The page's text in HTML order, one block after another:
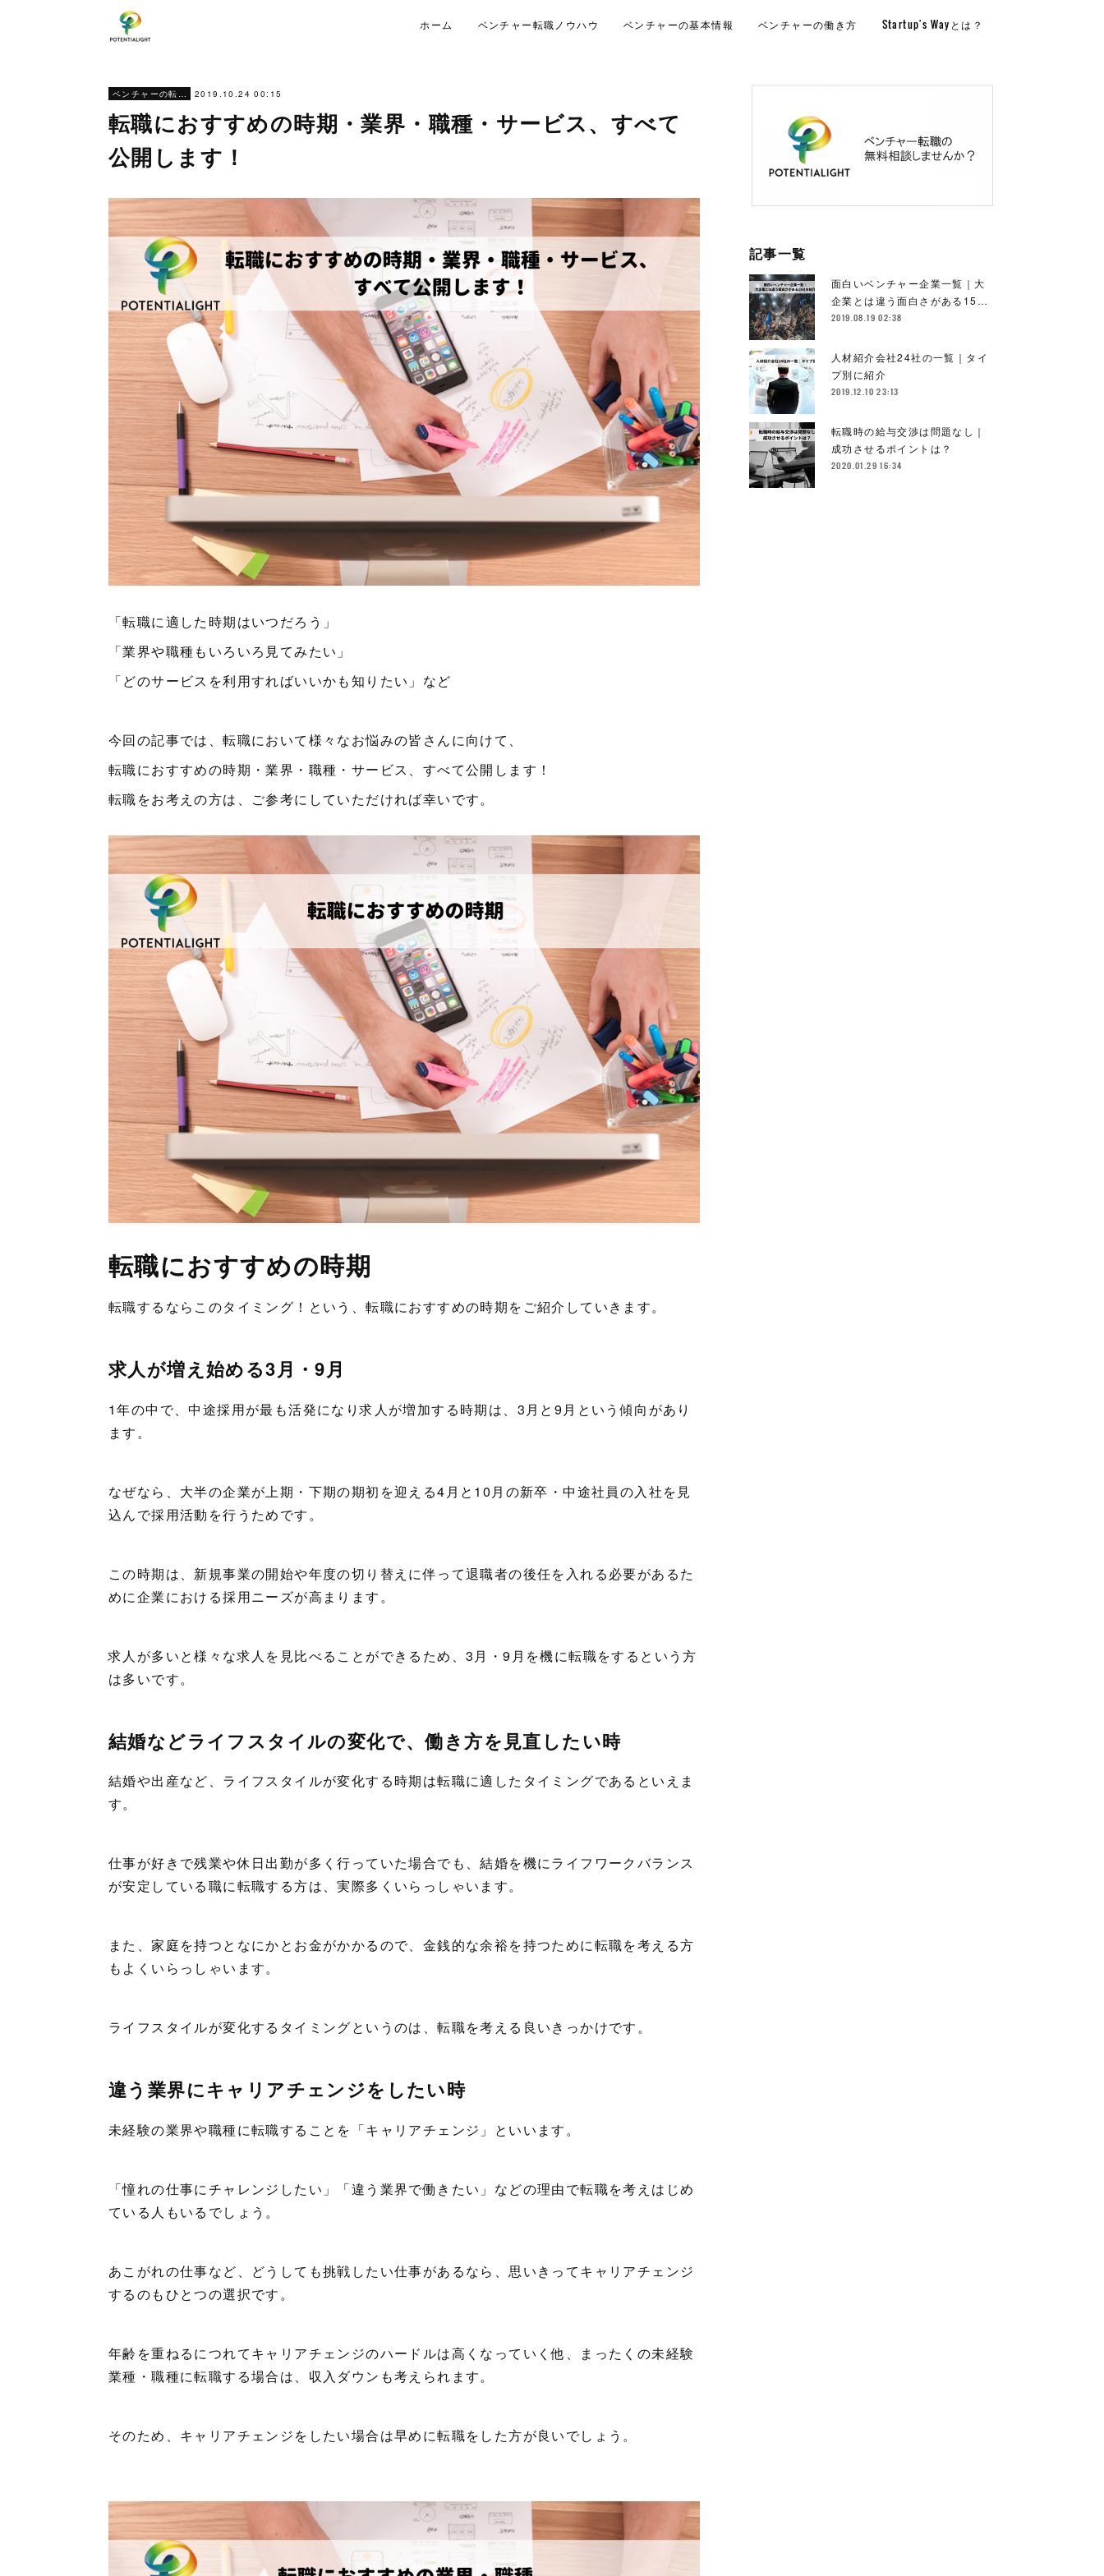
ホーム ベンチャー転職ノウハウ ベンチャーの基本情報 ベンチャーの働き方 Startup's Wayとは？
ベンチャーの転職ノウハウ 2019.10.24 00:15
転職におすすめの時期・業界・職種・サービス、すべて
公開します！
「転職に適した時期はいつだろう」
「業界や職種もいろいろ見てみたい」
「どのサービスを利用すればいいかも知りたい」など
今回の記事では、転職において様々なお悩みの皆さんに向けて、
転職におすすめの時期・業界・職種・サービス、すべて公開します！
転職をお考えの方は、ご参考にしていただければ幸いです。
転職におすすめの時期
転職するならこのタイミング！という、転職におすすめの時期をご紹介していきます。
求人が増え始める3月・9月
1年の中で、中途採用が最も活発になり求人が増加する時期は、3月と9月という傾向があり
ます。
なぜなら、大半の企業が上期・下期の期初を迎える4月と10月の新卒・中途社員の入社を見
込んで採用活動を行うためです。
この時期は、新規事業の開始や年度の切り替えに伴って退職者の後任を入れる必要があるた
めに企業における採用ニーズが高まります。
求人が多いと様々な求人を見比べることができるため、3月・9月を機に転職をするという方
は多いです。
結婚などライフスタイルの変化で、働き方を見直したい時
結婚や出産など、ライフスタイルが変化する時期は転職に適したタイミングであるといえま
す。
仕事が好きで残業や休日出勤が多く行っていた場合でも、結婚を機にライフワークバランス
が安定している職に転職する方は、実際多くいらっしゃいます。
また、家庭を持つとなにかとお金がかかるので、金銭的な余裕を持つために転職を考える方
もよくいらっしゃいます。
ライフスタイルが変化するタイミングというのは、転職を考える良いきっかけです。
違う業界にキャリアチェンジをしたい時
未経験の業界や職種に転職することを「キャリアチェンジ」といいます。
「憧れの仕事にチャレンジしたい」「違う業界で働きたい」などの理由で転職を考えはじめ
ている人もいるでしょう。
あこがれの仕事など、どうしても挑戦したい仕事があるなら、思いきってキャリアチェンジ
するのもひとつの選択です。
年齢を重ねるにつれてキャリアチェンジのハードルは高くなっていく他、まったくの未経験
業種・職種に転職する場合は、収入ダウンも考えられます。
そのため、キャリアチェンジをしたい場合は早めに転職をした方が良いでしょう。
記事一覧
面白いベンチャー企業一覧｜大
企業とは違う面白さがある15…
2019.08.19 02:38
人材紹介会社24社の一覧｜タイ
プ別に紹介
2019.12.10 23:13
転職時の給与交渉は問題なし｜
成功させるポイントは？
2020.01.29 16:34